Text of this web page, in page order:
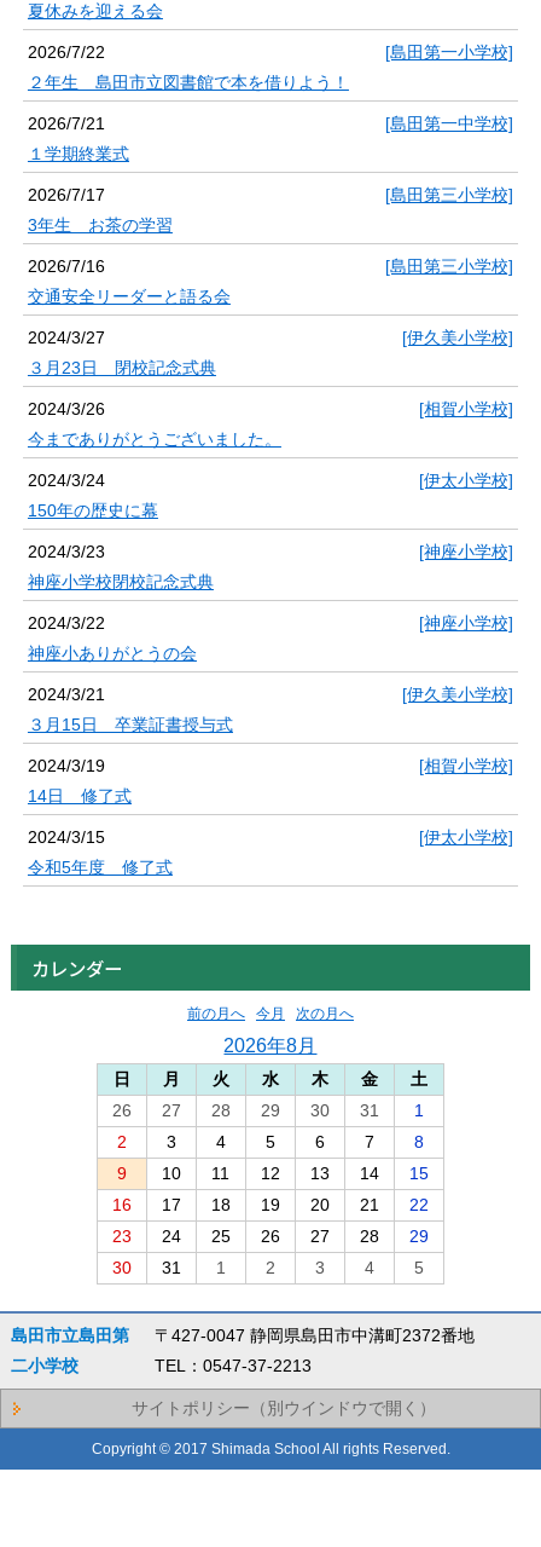
夏休みを迎える会
2026/7/22
[島田第一小学校]
２年生 島田市立図書館で本を借りよう！
2026/7/21
[島田第一中学校]
１学期終業式
2026/7/17
[島田第三小学校]
3年生 お茶の学習
2026/7/16
[島田第三小学校]
交通安全リーダーと語る会
2024/3/27
[伊久美小学校]
３月23日 閉校記念式典
2024/3/26
[相賀小学校]
今までありがとうございました。
2024/3/24
[伊太小学校]
150年の歴史に幕
2024/3/23
[神座小学校]
神座小学校閉校記念式典
2024/3/22
[神座小学校]
神座小ありがとうの会
2024/3/21
[伊久美小学校]
３月15日 卒業証書授与式
2024/3/19
[相賀小学校]
14日 修了式
2024/3/15
[伊太小学校]
令和5年度 修了式
カレンダー
前の月へ 今月 次の月へ
2026年8月
日 月 火 水 木 金
土
26
27 28 29 30 31
1
2
3 4 5 6 7
8
9
10 11 12 13 14
15
16
17 18 19 20 21
22
23
24 25 26 27 28
29
30
31 1 2 3 4 5
島田市立島田第
二小学校
〒427-0047 静岡県島田市中溝町2372番地
TEL：0547-37-2213
サイトポリシー（別ウインドウで開く）
Copyright © 2017 Shimada School All rights Reserved.